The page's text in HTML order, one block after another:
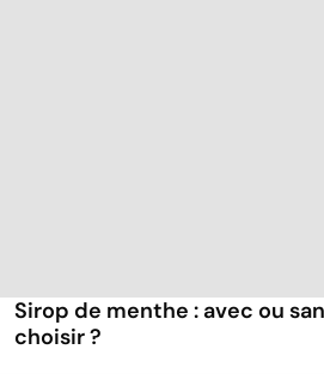
Sirop de menthe : avec ou
choisir ?